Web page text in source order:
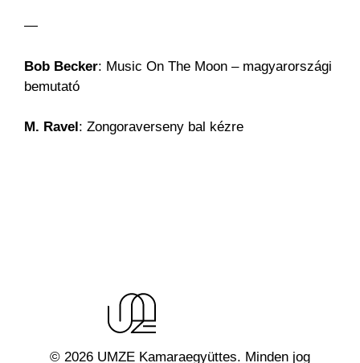
—
Bob Becker: Music On The Moon – magyarországi
bemutató
M. Ravel : Zongoraverseny bal kézre
© 2026 UMZE Kamaraegyüttes. Minden jog